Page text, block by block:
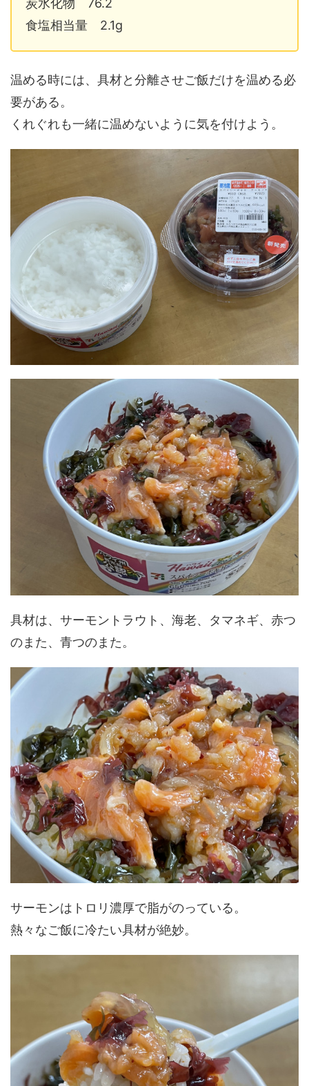
食塩相当量 2.1g
温める時には、具材と分離させご飯だけを温める必
要がある。
くれぐれも一緒に温めないように気を付けよう。
具材は、サーモントラウト、海老、タマネギ、赤つ
のまた、青つのまた。
サーモンはトロリ濃厚で脂がのっている。
熱々なご飯に冷たい具材が絶妙。